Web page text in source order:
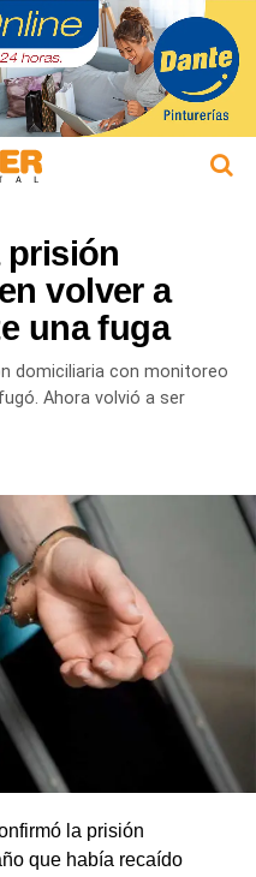
prisión
volver a
una fuga
domiciliaria con monitoreo
Ahora volvió a ser
la prisión
que había recaído